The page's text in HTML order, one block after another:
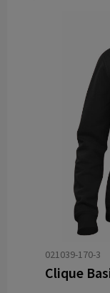
021039-170-3
Clique